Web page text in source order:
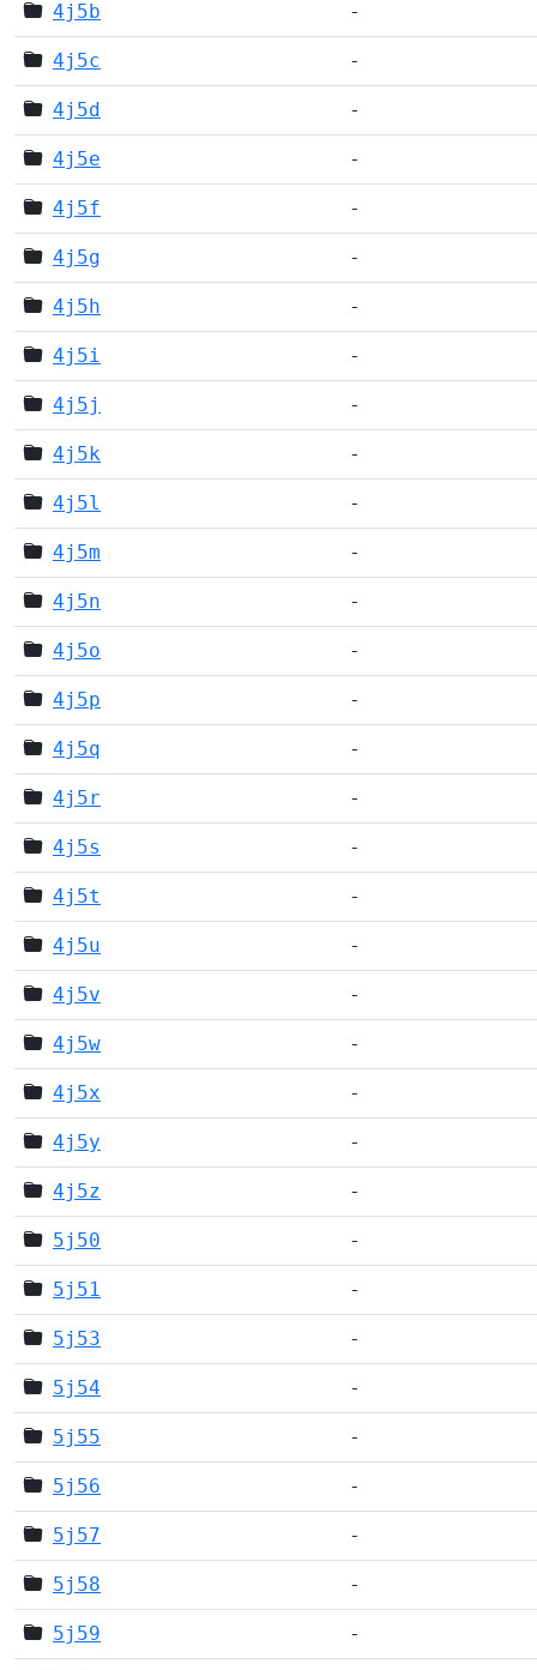
4j5b -
4j5c -
4j5d -
4j5e -
4j5f -
4j5g -
4j5h -
4j5i -
4j5j -
4j5k -
4j5l -
4j5m -
4j5n -
4j5o -
4j5p -
4j5q -
4j5r -
4j5s -
4j5t -
4j5u -
4j5v -
4j5w -
4j5x -
4j5y -
4j5z -
5j50 -
5j51 -
5j53 -
5j54 -
5j55 -
5j56 -
5j57 -
5j58 -
5j59 -